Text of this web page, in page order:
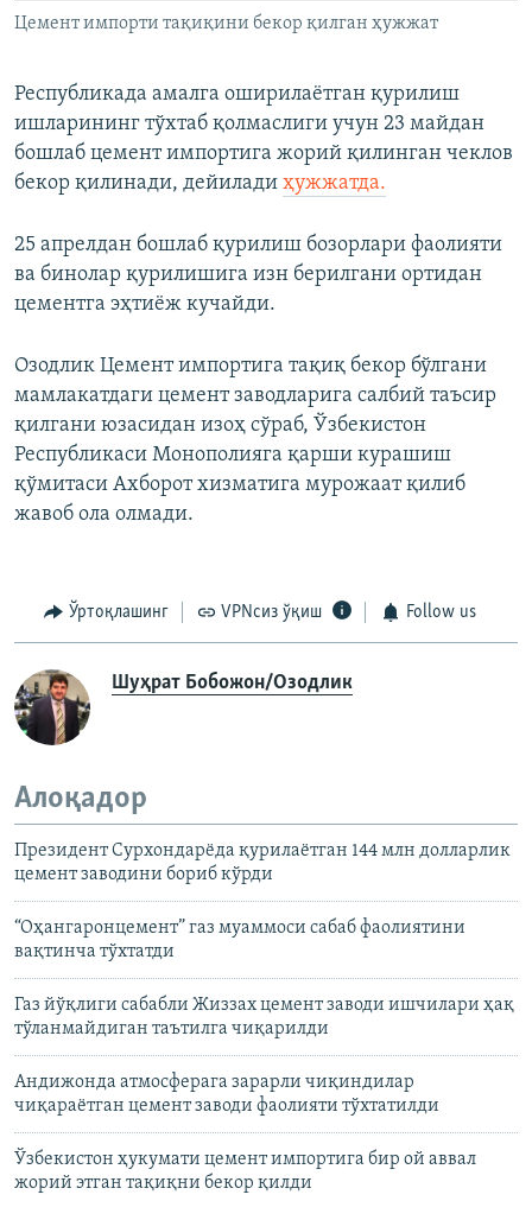
Цемент импорти тақиқини бекор қилган ҳужжат
Республикада амалга оширилаётган қурилиш
ишларининг тўхтаб қолмаслиги учун 23 майдан
бошлаб цемент импортига жорий қилинган чеклов
бекор қилинади, дейилади ҳужжатда.
25 апрелдан бошлаб қурилиш бозорлари фаолияти
ва бинолар қурилишига изн берилгани ортидан
цементга эҳтиёж кучайди.
Озодлик Цемент импортига тақиқ бекор бўлгани
мамлакатдаги цемент заводларига салбий таъсир
қилгани юзасидан изоҳ сўраб, Ўзбекистон
Республикаси Монополияга қарши курашиш
қўмитаси Ахборот хизматига мурожаат қилиб
жавоб ола олмади.
Ўртоқлашинг VPNсиз ўқиш Follow us
Шуҳрат Бобожон/Озодлик
Алоқадор
Президент Сурхондарёда қурилаётган 144 млн долларлик
цемент заводини бориб кўрди
“Оҳангаронцемент” газ муаммоси сабаб фаолиятини
вақтинча тўхтатди
Газ йўқлиги сабабли Жиззах цемент заводи ишчилари ҳақ
тўланмайдиган таътилга чиқарилди
Андижонда атмосферага зарарли чиқиндилар
чиқараётган цемент заводи фаолияти тўхтатилди
Ўзбекистон ҳукумати цемент импортига бир ой аввал
жорий этган тақиқни бекор қилди